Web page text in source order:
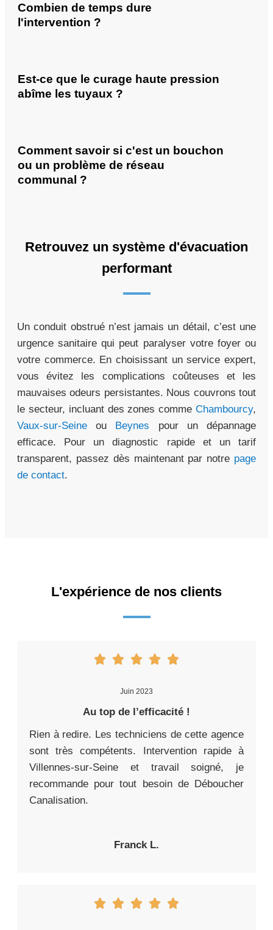
Combien de temps dure
l'intervention ?
Est-ce que le curage haute pression
abîme les tuyaux ?
Comment savoir si c'est un bouchon
ou un problème de réseau
communal ?
Retrouvez un système d'évacuation
performant
Un conduit obstrué n’est jamais un détail, c’est une
urgence sanitaire qui peut paralyser votre foyer ou
votre commerce. En choisissant un service expert,
vous évitez les complications coûteuses et les
mauvaises odeurs persistantes. Nous couvrons tout
le secteur, incluant des zones comme Chambourcy,
Vaux-sur-Seine ou Beynes pour un dépannage
efficace. Pour un diagnostic rapide et un tarif
transparent, passez dès maintenant par notre page
de contact.
L'expérience de nos clients
Juin 2023
Au top de l’efficacité !
Rien à redire. Les techniciens de cette agence
sont très compétents. Intervention rapide à
Villennes-sur-Seine et travail soigné, je
recommande pour tout besoin de Déboucher
Canalisation.
Franck L.